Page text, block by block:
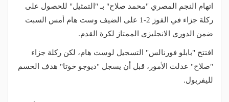
اتهام النجم المصري "محمد صلاح" بـ "التمثيل" للحصول على
ركلة جزاء في الفوز 2-1 على الضيف وست هام أمس السبت
ضمن الدوري الانجليزي الممتاز لكرة القدم.
افتتح "بابلو فورنالس" التسجيل لوست هام، لكن ركلة جزاء
"صلاح" عدلت الأمور، قبل أن يسجل "ديوجو خوتا" هدف الحسم
لليفربول.